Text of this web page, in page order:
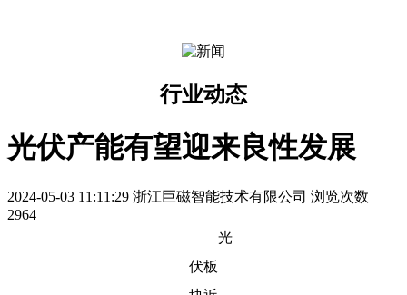
行业动态
光伏产能有望迎来良性发展
2024-05-03 11:11:29 浙江巨磁智能技术有限公司 浏览次数
2964
光
伏板